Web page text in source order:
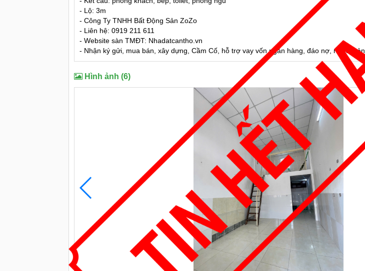
- Lộ: 3m
- Công Ty TNHH Bất Động Sản ZoZo
- Liên hệ: 0919 211 611
- Website sàn TMĐT: Nhadatcantho.vn
- Nhận ký gửi, mua bán, xây dựng, Cầm Cố, hỗ trợ vay vốn ngân hàng, đáo nợ, rút tài sản
Hình ảnh (6)